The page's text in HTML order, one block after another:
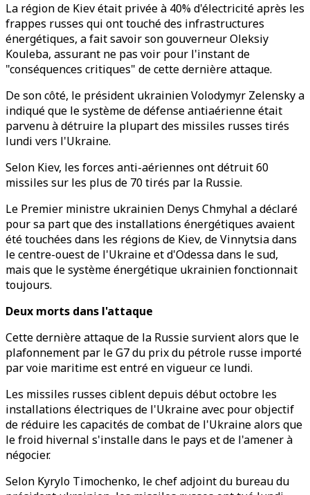
La région de Kiev était privée à 40% d'électricité après les
frappes russes qui ont touché des infrastructures
énergétiques, a fait savoir son gouverneur Oleksiy
Kouleba, assurant ne pas voir pour l'instant de
"conséquences critiques" de cette dernière attaque.
De son côté, le président ukrainien Volodymyr Zelensky a
indiqué que le système de défense antiaérienne était
parvenu à détruire la plupart des missiles russes tirés
lundi vers l'Ukraine.
Selon Kiev, les forces anti-aériennes ont détruit 60
missiles sur les plus de 70 tirés par la Russie.
Le Premier ministre ukrainien Denys Chmyhal a déclaré
pour sa part que des installations énergétiques avaient
été touchées dans les régions de Kiev, de Vinnytsia dans
le centre-ouest de l'Ukraine et d'Odessa dans le sud,
mais que le système énergétique ukrainien fonctionnait
toujours.
Deux morts dans l'attaque
Cette dernière attaque de la Russie survient alors que le
plafonnement par le G7 du prix du pétrole russe importé
par voie maritime est entré en vigueur ce lundi.
Les missiles russes ciblent depuis début octobre les
installations électriques de l'Ukraine avec pour objectif
de réduire les capacités de combat de l'Ukraine alors que
le froid hivernal s'installe dans le pays et de l'amener à
négocier.
Selon Kyrylo Timochenko, le chef adjoint du bureau du